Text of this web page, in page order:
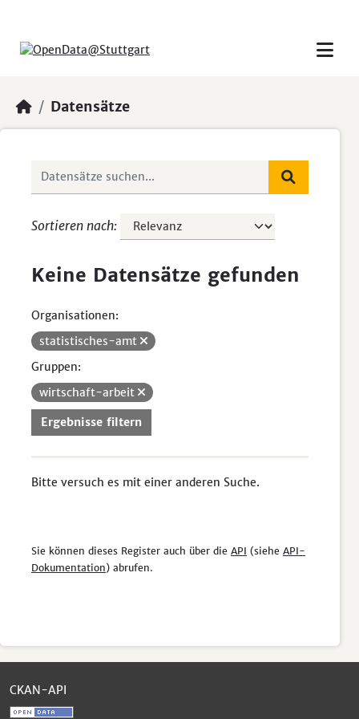
Datensätze
Sortieren nach
Keine Datensätze gefunden
Organisationen:
statistisches-amt
Gruppen:
wirtschaft-arbeit
Ergebnisse filtern
Bitte versuch es mit einer anderen Suche.
Sie können dieses Register auch über die API (siehe API-
Dokumentation) abrufen.
CKAN-API